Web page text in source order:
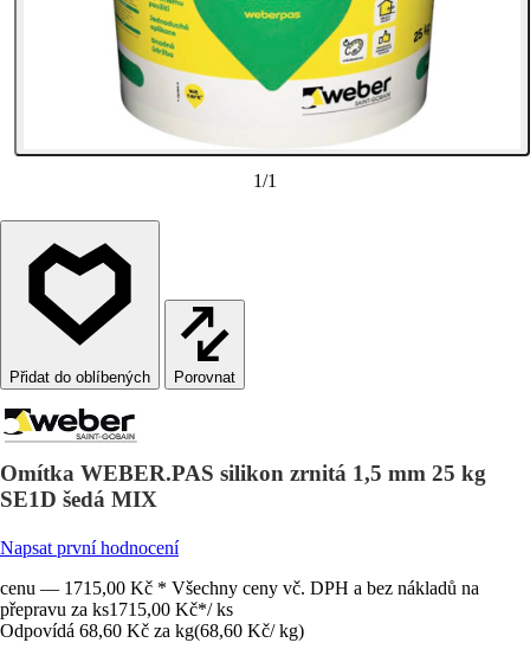
1/1
Porovnat
Omítka WEBER.PAS silikon zrnitá 1,5 mm 25 kg
SE1D šedá MIX
Napsat první hodnocení
cenu — 1715,00 Kč * Všechny ceny vč. DPH a bez nákladů na
přepravu za ks1715,00 Kč*/ ks
Odpovídá 68,60 Kč za kg(68,60 Kč/ kg)